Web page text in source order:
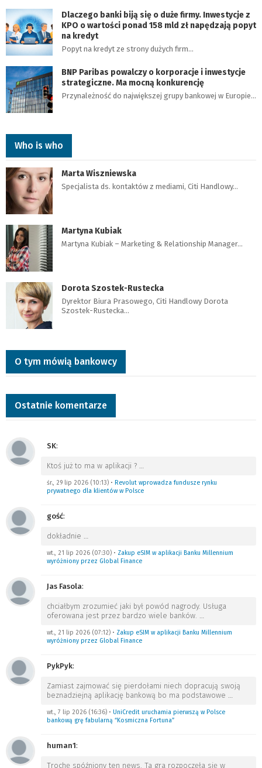
Dlaczego banki biją się o duże firmy. Inwestycje z
KPO o wartości ponad 158 mld zł napędzają popyt
na kredyt
Popyt na kredyt ze strony dużych firm…
BNP Paribas powalczy o korporacje i inwestycje
strategiczne. Ma mocną konkurencję
Przynależność do największej grupy bankowej w Europie…
Who is who
Marta Wiszniewska
Specjalista ds. kontaktów z mediami, Citi Handlowy…
Martyna Kubiak
Martyna Kubiak – Marketing & Relationship Manager…
Dorota Szostek-Rustecka
Dyrektor Biura Prasowego, Citi Handlowy Dorota
Szostek-Rustecka…
O tym mówią bankowcy
Ostatnie komentarze
SK:
Ktoś już to ma w aplikacji ? …
śr., 29 lip 2026 (10:13) • Revolut wprowadza fundusze rynku
prywatnego dla klientów w Polsce
gość:
dokładnie …
wt., 21 lip 2026 (07:30) • Zakup eSIM w aplikacji Banku Millennium
wyróżniony przez Global Finance
Jas Fasola:
chciałbym zrozumieć jaki był powód nagrody. Usługa
oferowana jest przez bardzo wiele banków. …
wt., 21 lip 2026 (07:12) • Zakup eSIM w aplikacji Banku Millennium
wyróżniony przez Global Finance
PykPyk:
Zamiast zajmować się pierdołami niech dopracują swoją
beznadziejną aplikację bankową bo ma podstawowe …
wt., 7 lip 2026 (16:36) • UniCredit uruchamia pierwszą w Polsce
bankową grę fabularną “Kosmiczna Fortuna”
human1:
Trochę spóźniony ten news. Ta gra rozpoczęła się w